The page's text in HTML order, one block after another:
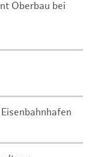
Oberbau bei